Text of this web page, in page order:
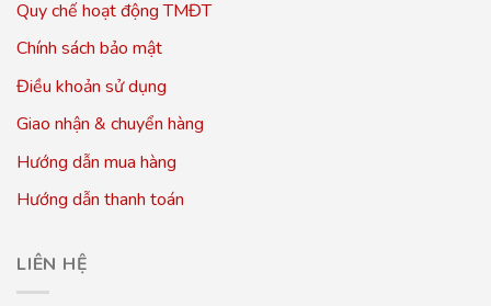
Quy chế hoạt động TMĐT
Chính sách bảo mật
Điều khoản sử dụng
Giao nhận & chuyển hàng
Hướng dẫn mua hàng
Hướng dẫn thanh toán
LIÊN HỆ